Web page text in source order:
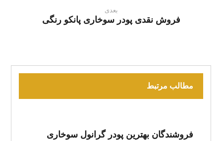
بعدی
فروش نقدی پودر سوخاری پانکو رنگی
مطالب مرتبط
فروشندگان بهترین پودر گرانول سوخاری